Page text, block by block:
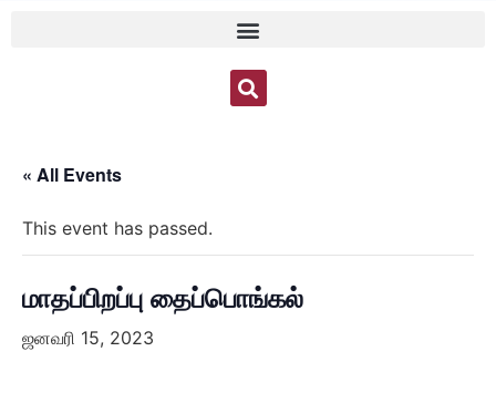
« All Events
This event has passed.
மாதப்பிறப்பு தைப்பொங்கல்
ஜனவரி 15, 2023